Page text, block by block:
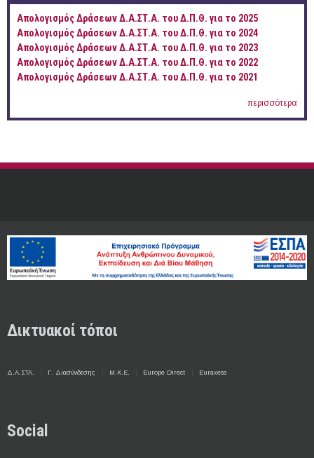
Απολογισμός Δράσεων Δ.Α.ΣΤ.Α. του Δ.Π.Θ. για το 2025
Απολογισμός Δράσεων Δ.Α.ΣΤ.Α. του Δ.Π.Θ. για το 2024
Απολογισμός Δράσεων Δ.Α.ΣΤ.Α. του Δ.Π.Θ. για το 2023
Απολογισμός Δράσεων Δ.Α.ΣΤ.Α. του Δ.Π.Θ. για το 2022
Απολογισμός Δράσεων Δ.Α.ΣΤ.Α. του Δ.Π.Θ. για το 2021
περισσότερα
Δικτυακοί τόποι
Δ.Α.ΣΤΑ. Γ. Διασύνδεσης Μ.Κ.Ε. Europe Direct Euraxess
Social